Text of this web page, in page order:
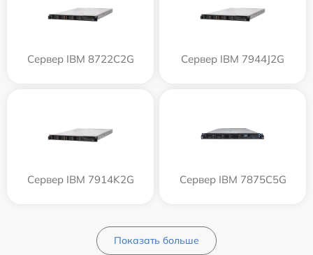
Сервер IBM 8722C2G Сервер IBM 7944J2G
Сервер IBM 7914K2G Сервер IBM 7875C5G
Показать больше